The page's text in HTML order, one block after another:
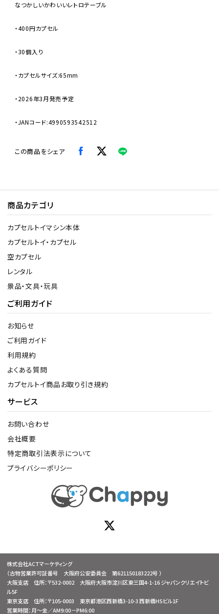
なつかしいかわいいレトロテーブル
・400円カプセル
・30個入り
・カプセルサイズ:65mm
・2026年3月発売予定
・JANコード:4990593542512
この商品をシェア
商品カテゴリ
カプセルトイマシン本体
カプセルトイ・カプセル
空カプセル
レンタル
景品・文具・玩具
ご利用ガイド
お知らせ
ご利用ガイド
利用規約
よくある質問
カプセルトイ商品お取り引き規約
サービス
お問い合わせ
会社概要
特定商取引法表示について
プライバシーポリシー
株式会社ACTマーケティング
（古物営業許可証番号 大阪府公安委員会 第621150183222号 ）
大阪支店 住所：〒532-0002 大阪府大阪市淀川区東三国4-1-16 ジャパンクリエイトビ
ル5F
東京支店 住所：〒105-0003 東京都港区西新橋3-10-3 西新橋HSビル1F
営業時間：月～金／AM9:00－PM6:00